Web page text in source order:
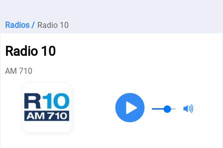
Radios / Radio 10
Radio 10
AM 710